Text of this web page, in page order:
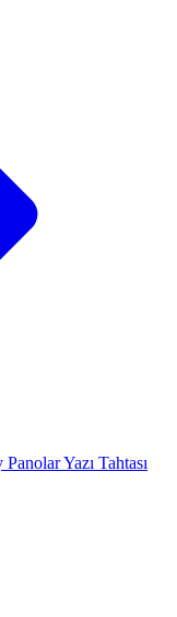
PanolarYazı Tahtası